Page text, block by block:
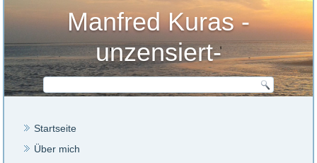
Manfred Kuras -
unzensiert-
Startseite
Über mich